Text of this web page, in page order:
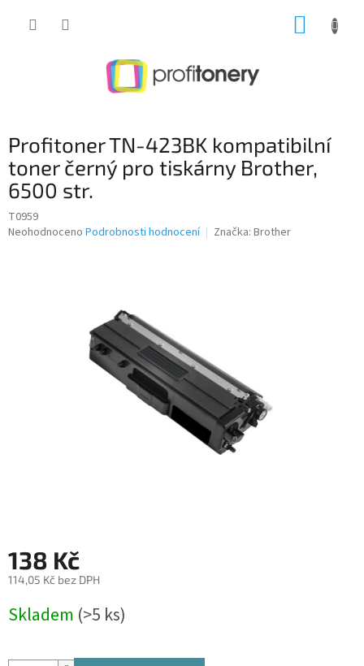
Profitoner TN-423BK kompatibilní
toner černý pro tiskárny Brother,
6500 str.
T0959
Průměrné
Neohodnoceno Podrobnosti hodnocení Značka: Brother
138 Kč
114,05 Kč bez DPH
cena:
Skladem (>5 ks)